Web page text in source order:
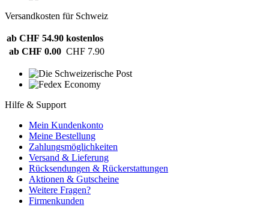
Versandkosten für Schweiz
ab CHF 54.90 kostenlos
ab CHF 0.00 CHF 7.90
Hilfe & Support
Mein Kundenkonto
Meine Bestellung
Zahlungsmöglichkeiten
Versand & Lieferung
Rücksendungen & Rückerstattungen
Aktionen & Gutscheine
Weitere Fragen?
Firmenkunden